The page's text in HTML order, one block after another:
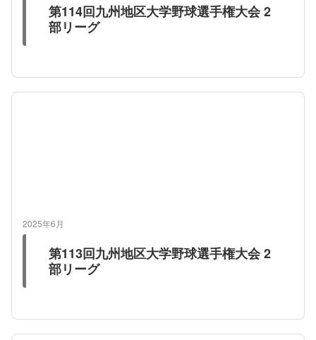
第114回九州地区大学野球選手権大会 2
部リーグ
2025年6月
第113回九州地区大学野球選手権大会 2
部リーグ